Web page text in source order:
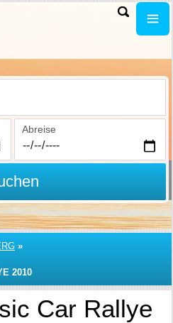
Abreise
»
2010
Car Rallye